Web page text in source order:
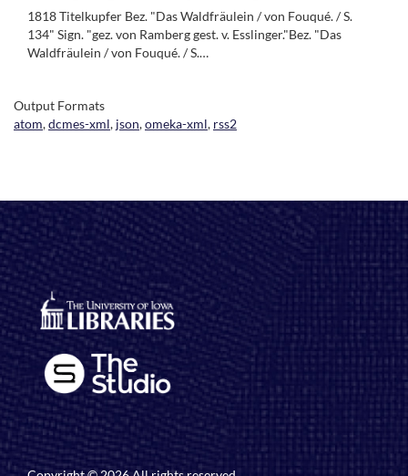
1818 Titelkupfer Bez. "Das Waldfräulein / von Fouqué. / S.
134" Sign. "gez. von Ramberg gest. v. Esslinger."Bez. "Das
Waldfräulein / von Fouqué. / S.…
Output Formats
atom,dcmes-xml, json,omeka-xml, rss2